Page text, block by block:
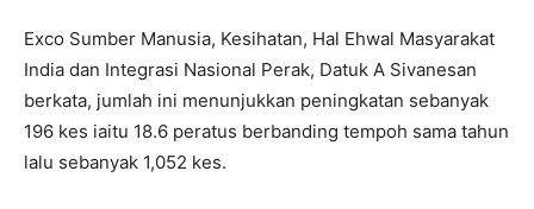
Exco Sumber Manusia, Kesihatan, Hal Ehwal Masyarakat
India dan Integrasi Nasional Perak, Datuk A Sivanesan
berkata, jumlah ini menunjukkan peningkatan sebanyak
196 kes iaitu 18.6 peratus berbanding tempoh sama tahun
lalu sebanyak 1,052 kes.